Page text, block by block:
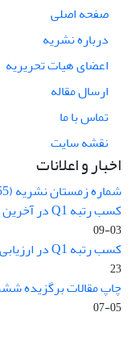
صفحه اصلی
درباره نشریه
اعضای هیات تحریریه
ارسال مقاله
تماس با ما
نقشه سایت
اخبار و اعلانات
شماره زمستان نشریه (55) با موضوع کرونا منتشر شد.
کسب رتبه Q1 در آخرین ارزیابی پایگاه جامع علوم استنادی ...
03-09
کسب رتبه Q1 در ارزیابی مرکز استنادی علوم جهان اسلام ...
23
چاپ مقالات برگزیده
05-07